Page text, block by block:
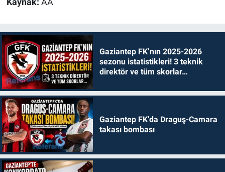
Gaziantep FK’nın 2025-2026
sezonu istatistikleri! 3 teknik
direktör ve tüm skorlar…
Gaziantep FK’da Draguş-Camara
takası bombası